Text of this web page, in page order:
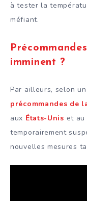
à tester la
méfiant.
imminent ?
Par ailleurs, selon
précommandes de
aux États-Unis et au
temporairement
nouvelles mesures